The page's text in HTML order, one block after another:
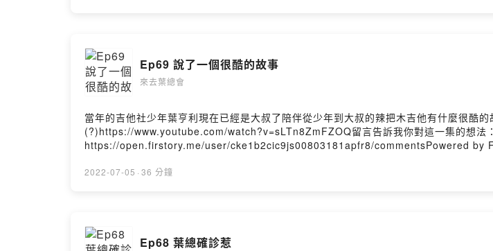
Ep69 說了一個很酷的故事
來去葉總會
當年的吉他社少年葉亨利現在已經是大叔了陪伴從少年到大叔的辣把木吉他有什麼很酷
(?)https://www.youtube.com/watch?v=sLTn8ZmFZOQ留言告訴我你對這一集的想法：
https://open.firstory.me/user/cke1b2cic9js00803181apfr8/commentsPowered by
2022-07-05 · 36 分鐘
Ep68 葉總確診惹